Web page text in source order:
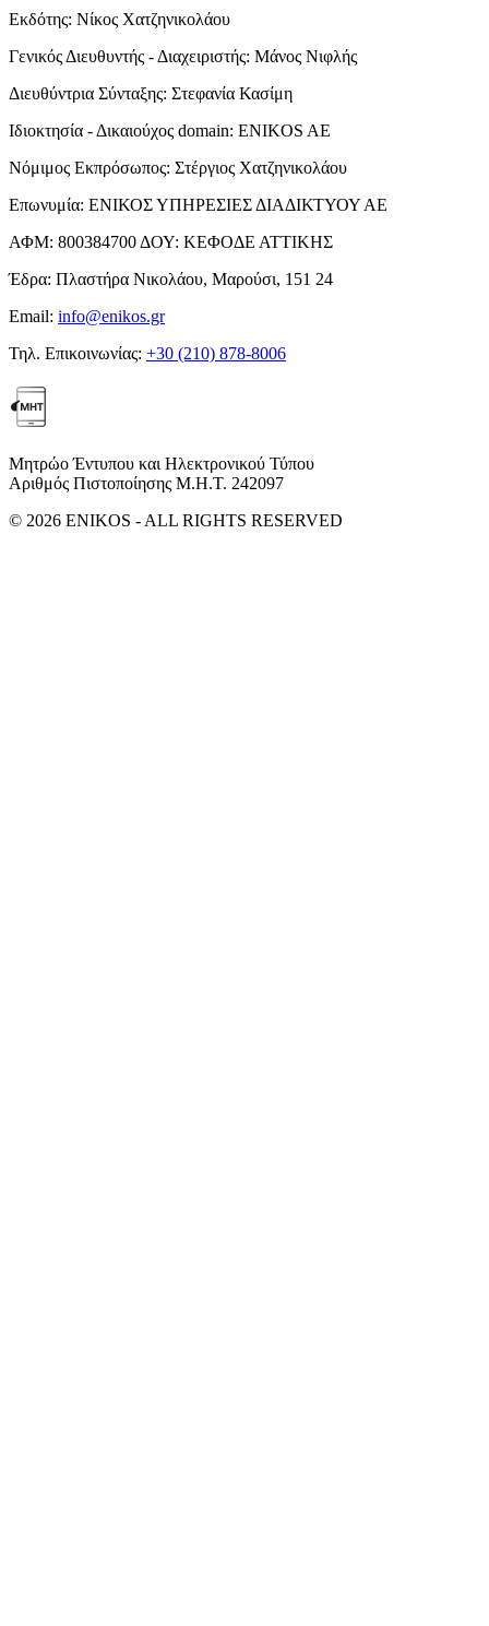
Εκδότης: Νίκος Χατζηνικολάου
Γενικός Διευθυντής - Διαχειριστής: Μάνος Νιφλής
Διευθύντρια Σύνταξης: Στεφανία Κασίμη
Ιδιοκτησία - Δικαιούχος domain: ENIKOS AE
Νόμιμος Εκπρόσωπος: Στέργιος Χατζηνικολάου
Επωνυμία: ΕΝΙΚΟΣ ΥΠΗΡΕΣΙΕΣ ΔΙΑΔΙΚΤΥΟΥ ΑΕ
ΑΦΜ: 800384700 ΔΟΥ: ΚΕΦΟΔΕ ΑΤΤΙΚΗΣ
Έδρα: Πλαστήρα Νικολάου, Μαρούσι, 151 24
Email: info@enikos.gr
Τηλ. Επικοινωνίας: +30 (210) 878-8006
Μητρώο Έντυπου και Ηλεκτρονικού Τύπου
Αριθμός Πιστοποίησης Μ.Η.Τ. 242097
© 2026 ENIKOS - ALL RIGHTS RESERVED